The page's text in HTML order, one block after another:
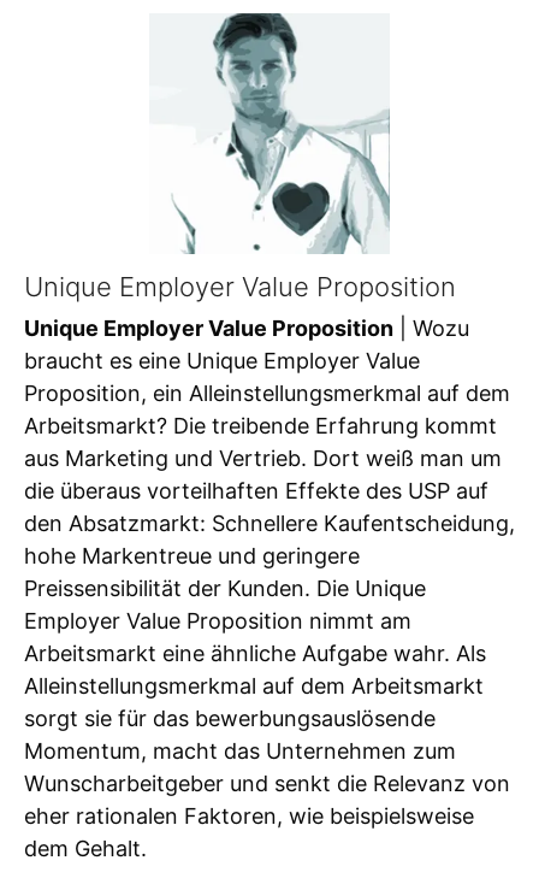
Unique Employer Value Proposition
Unique Employer Value Proposition | Wozu
braucht es eine Unique Employer Value
Proposition, ein Alleinstellungsmerkmal auf dem
Arbeitsmarkt? Die treibende Erfahrung kommt
aus Marketing und Vertrieb. Dort weiß man um
die überaus vorteilhaften Effekte des USP auf
den Absatzmarkt: Schnellere Kaufentscheidung,
hohe Markentreue und geringere
Preissensibilität der Kunden. Die Unique
Employer Value Proposition nimmt am
Arbeitsmarkt eine ähnliche Aufgabe wahr. Als
Alleinstellungsmerkmal auf dem Arbeitsmarkt
sorgt sie für das bewerbungsauslösende
Momentum, macht das Unternehmen zum
Wunscharbeitgeber und senkt die Relevanz von
eher rationalen Faktoren, wie beispielsweise
dem Gehalt.